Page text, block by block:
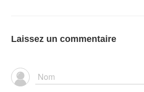
Laissez un commentaire